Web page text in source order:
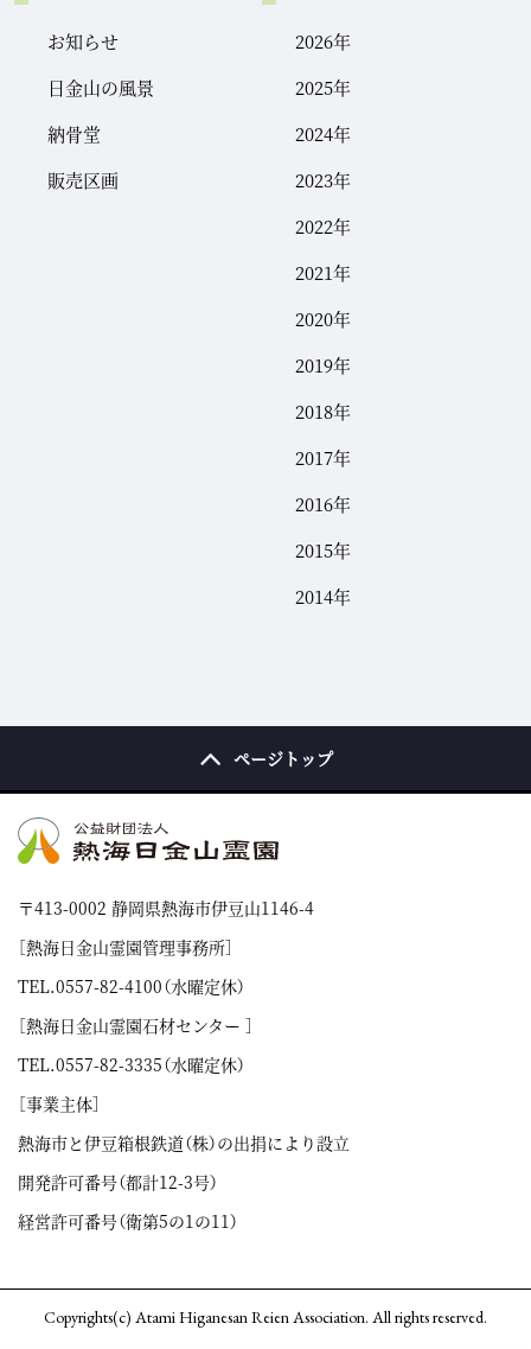
お知らせ
日金山の風景
納骨堂
販売区画
2026年
2025年
2024年
2023年
2022年
2021年
2020年
2019年
2018年
2017年
2016年
2015年
2014年
ページトップ
〒413-0002 静岡県熱海市伊豆山1146-4
［熱海日金山霊園管理事務所］
TEL.0557-82-4100（水曜定休）
［熱海日金山霊園石材センター ］
TEL.0557-82-3335（水曜定休）
［事業主体］
熱海市と伊豆箱根鉄道（株）の出捐により設立
開発許可番号（都計12-3号）
経営許可番号（衛第5の1の11）
Copyrights(c) Atami Higanesan Reien Association. All rights reserved.